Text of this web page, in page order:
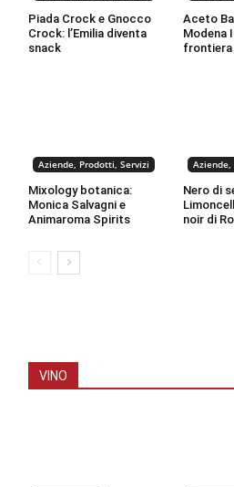
Piada Crock e Gnocco
Crock: l’Emilia diventa
snack
Aceto
Modena
frontiera
Aziende, Prodotti, Servizi
Mixology botanica:
Monica Salvagni e
Animaroma Spirits
Aziende,
Nero di
noir di
VINO